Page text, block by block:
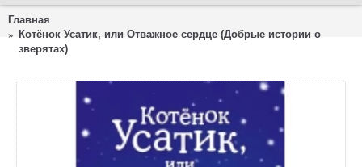
Главная
Котёнок Усатик, или Отважное сердце (Добрые истории о
зверятах)